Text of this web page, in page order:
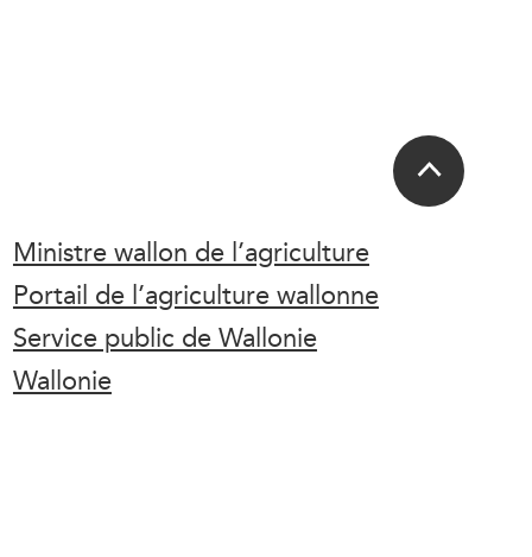
Ministre wallon de l’agriculture
Portail de l’agriculture wallonne
Service public de Wallonie
Wallonie